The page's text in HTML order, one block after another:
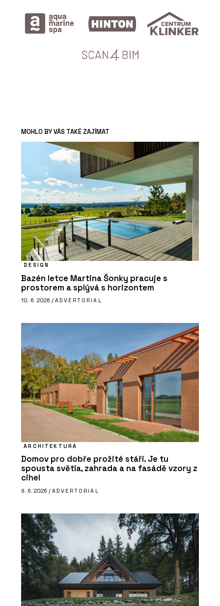
MOHLO BY VÁS TAKÉ ZAJÍMAT
DESIGN
Bazén letce Martina Šonky pracuje s
prostorem a splývá s horizontem
10. 6. 2026 / ADVERTORIAL
ARCHITEKTURA
Domov pro dobře prožité stáří. Je tu
spousta světla, zahrada a na fasádě vzory z
cihel
9. 6. 2026 / ADVERTORIAL